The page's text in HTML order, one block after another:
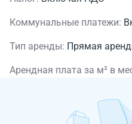
Коммунальные платежи:
Тип аренды: Прямая
Арендная плата за м² в